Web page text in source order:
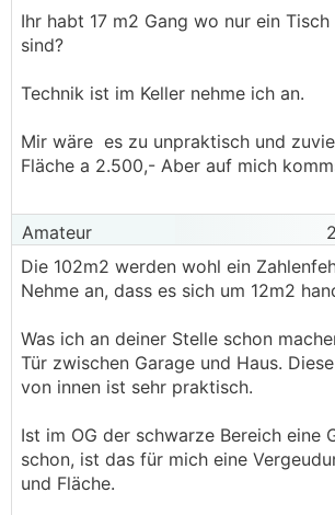
Ihr habt 17 m2 Gang wo nur ein
sind?
Technik ist im Keller nehme ich an.
Mir wäre es zu unpraktisch und
Fläche a 2.500,- Aber auf mich
Amateur
Die 102m2 werden wohl ein
Nehme an, dass es sich um 12m2
Was ich an deiner Stelle schon
Tür zwischen Garage und Haus.
von innen ist sehr praktisch.
Ist im OG der schwarze Bereich eine
schon, ist das für mich eine
und Fläche.